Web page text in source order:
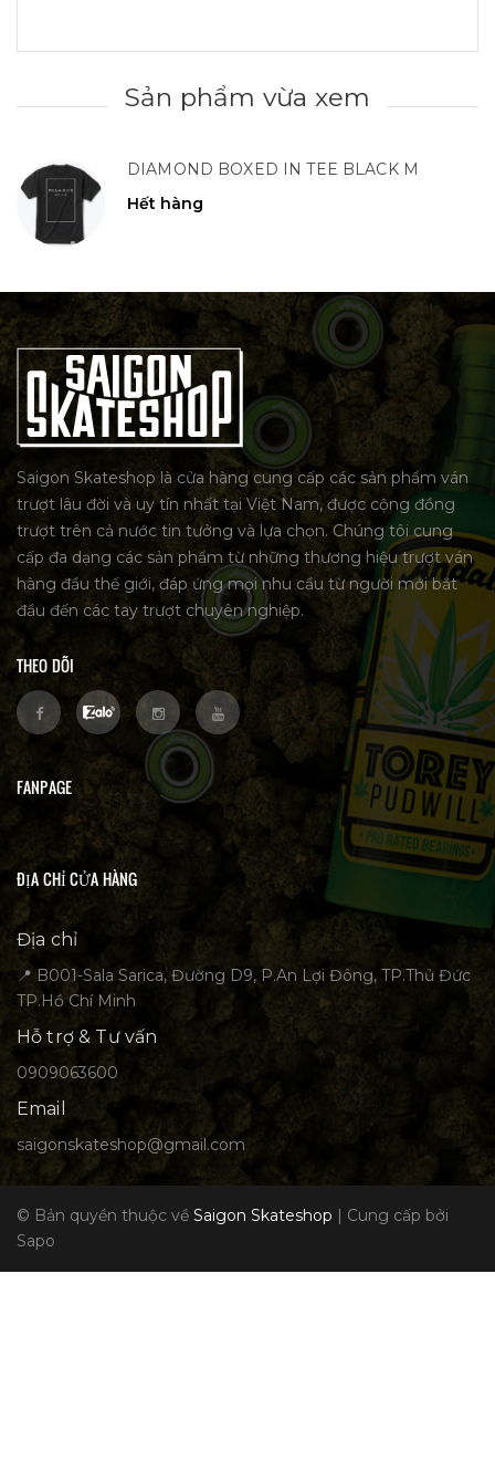
Sản phẩm vừa xem
DIAMOND BOXED IN TEE BLACK M
Hết hàng
Saigon Skateshop là cửa hàng cung cấp các sản phẩm ván
trượt lâu đời và uy tín nhất tại Việt Nam, được cộng đồng
trượt trên cả nước tin tưởng và lựa chọn. Chúng tôi cung
cấp đa dạng các sản phẩm từ những thương hiệu trượt ván
hàng đầu thế giới, đáp ứng mọi nhu cầu từ người mới bắt
đầu đến các tay trượt chuyên nghiệp.
THEO DÕI
FANPAGE
ĐỊA CHỈ CỬA HÀNG
Địa chỉ
📍 B001-Sala Sarica, Đường D9, P.An Lợi Đông, TP.Thủ Đức
TP.Hồ Chí Minh
Hỗ trợ & Tư vấn
0909063600
Email
saigonskateshop@gmail.com
© Bản quyền thuộc về Saigon Skateshop | Cung cấp bởi
Sapo